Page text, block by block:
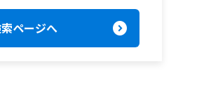
ページへ expand_circle_right